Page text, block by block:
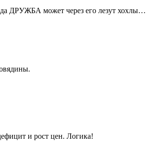
ДРУЖБА может через его лезут хохлы…
и рост цен. Логика!